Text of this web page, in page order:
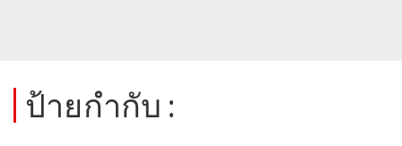
ป้ายกำกับ :